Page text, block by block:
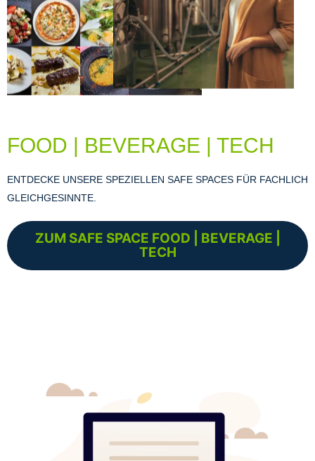
FOOD | BEVERAGE | TECH
ENTDECKE UNSERE SPEZIELLEN SAFE SPACES FÜR FACHLICH
GLEICHGESINNTE.
ZUM SAFE SPACE FOOD | BEVERAGE |
TECH